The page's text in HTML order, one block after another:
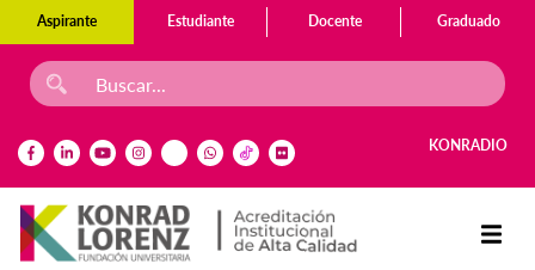
Aspirante Estudiante Docente Graduado
KONRADIO